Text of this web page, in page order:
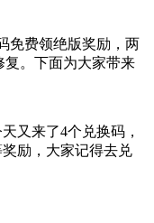
免费领绝版奖励，两
复。下面为大家带来
又来了4个兑换码，
励，大家记得去兑